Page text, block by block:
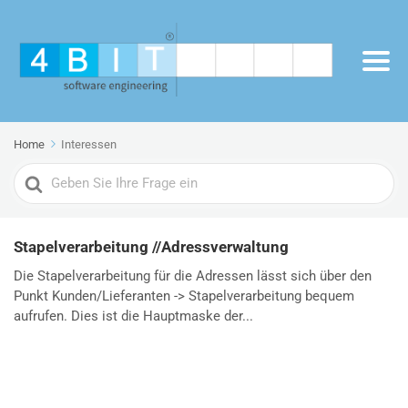
Home Interessen
Search
For
Stapelverarbeitung //Adressverwaltung
Die Stapelverarbeitung für die Adressen lässt sich über den
Punkt Kunden/Lieferanten -> Stapelverarbeitung bequem
aufrufen. Dies ist die Hauptmaske der...